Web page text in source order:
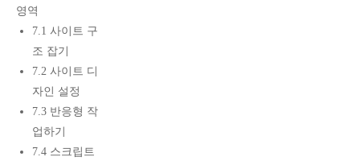
영역
7.1 사이트 구
조 잡기
7.2 사이트 디
자인 설정
7.3 반응형 작
업하기
7.4 스크립트